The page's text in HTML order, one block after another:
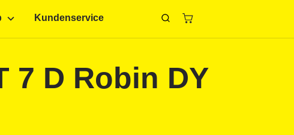
English
Kundenservice
7 D Robin DY